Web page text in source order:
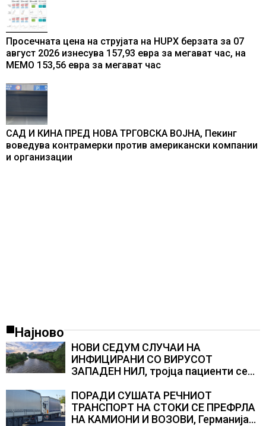
Просечната цена на струјата на HUPX берзата за 07
август 2026 изнесува 157,93 евра за мегават час, на
МЕМО 153,56 евра за мегават час
САД И КИНА ПРЕД НОВА ТРГОВСКА ВОЈНА, Пекинг
воведува контрамерки против американски компании
и организации
Најново
НОВИ СЕДУМ СЛУЧАИ НА
ИНФИЦИРАНИ СО ВИРУСОТ
ЗАПАДЕН НИЛ, тројца пациенти се
ПОРАДИ СУШАТА РЕЧНИОТ
ТРАНСПОРТ НА СТОКИ СЕ ПРЕФРЛА
НА КАМИОНИ И ВОЗОВИ, Германија